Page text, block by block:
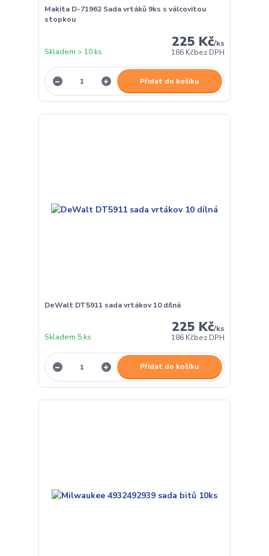
Makita D-71962 Sada vrtáků 9ks s válcovitou
stopkou
225 Kč/ks
186 Kčbez DPH
Skladem > 10 ks
Přidat do košíku
DeWalt DT5911 sada vrtákov 10 dílná
225 Kč/ks
186 Kčbez DPH
Skladem 5 ks
Přidat do košíku